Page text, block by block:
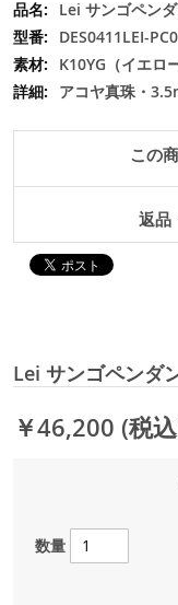
す
る
Lei サンゴペンダ
DES0411LEI-
K10YG（イエロ
アコヤ真珠・
この
返品
Lei サンゴペンダ
￥46,200 (税
数量